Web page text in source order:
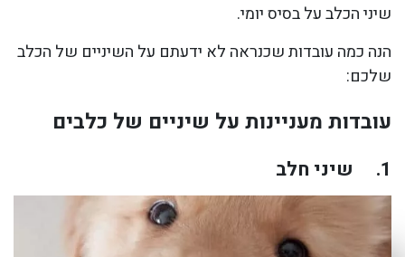
שיני הכלב על בסיס יומי.
הנה כמה עובדות שכנראה לא ידעתם על השיניים של הכלב
שלכם:
עובדות מעניינות על שיניים של כלבים
1. שיני חלב